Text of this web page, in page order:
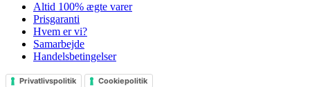
Altid 100% ægte varer
Prisgaranti
Hvem er vi?
Samarbejde
Handelsbetingelser
Privatlivspolitik Cookiepolitik